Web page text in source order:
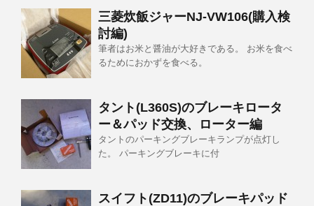
三菱炊飯ジャーNJ-VW106(購入検
討編)
筆者はお米と醤油が大好きである。 お米を食べ
るためにおかずを食べる。
タント(L360S)のブレーキロータ
ー＆パッド交換、ローター編
タントのパーキングブレーキランプが点灯し
た。 パーキングブレーキに付
スイフト(ZD11)のブレーキパッド